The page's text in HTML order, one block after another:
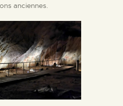
anciennes.